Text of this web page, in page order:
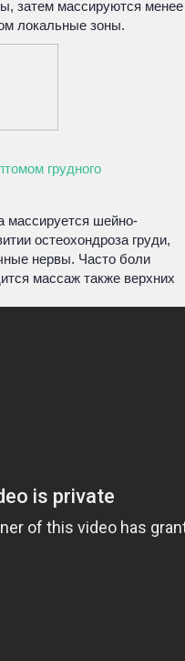
затем массируются менее
локальные зоны.
грудного
массируется шейно-
остеохондроза груди,
нервы. Часто боли
массаж также верхних